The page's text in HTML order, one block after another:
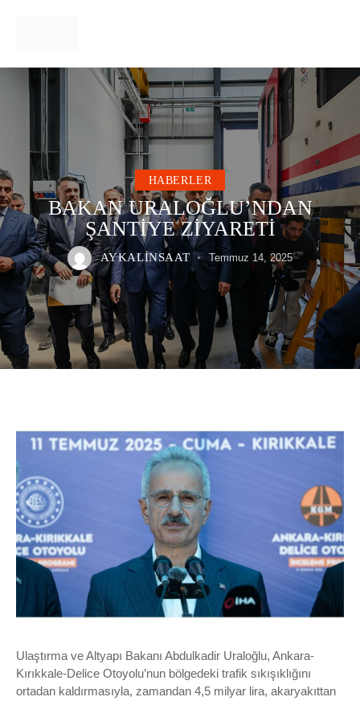
HABERLER
BAKAN URALOĞLU’NDAN
ŞANTIYE ZIYARETI
AYKALINSAAT Temmuz 14, 2025
Ulaştırma ve Altyapı Bakanı Abdulkadir Uraloğlu, Ankara-
Kırıkkale-Delice Otoyolu’nun bölgedeki trafik sıkışıklığını
ortadan kaldırmasıyla, zamandan 4,5 milyar lira, akaryakıttan